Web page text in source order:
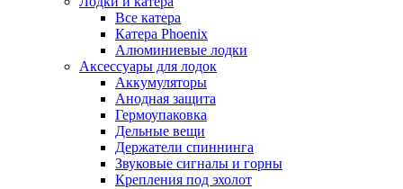
Все катера
Катера Phoenix
Алюминиевые лодки
Аксессуары для лодок
Аккумуляторы
Анодная защита
Гермоупаковка
Дельные вещи
Держатели спиннинга
Звуковые сигналы и горны
Крепления под эхолот